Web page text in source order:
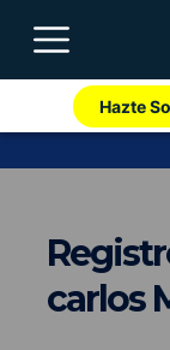
Hazte
carlos